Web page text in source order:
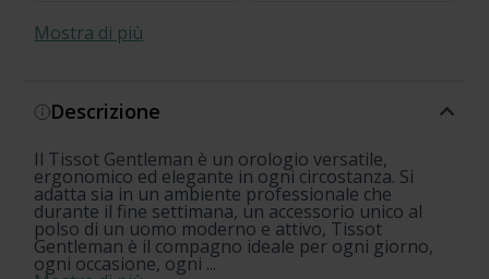
Open Heart Open Heart
Silicium
Mostra di più
Descrizione
Il Tissot Gentleman è un orologio versatile,
ergonomico ed elegante in ogni circostanza. Si
adatta sia in un ambiente professionale che
durante il fine settimana, un accessorio unico al
polso di un uomo moderno e attivo, Tissot
Gentleman è il compagno ideale per ogni giorno,
ogni occasione, ogni ...